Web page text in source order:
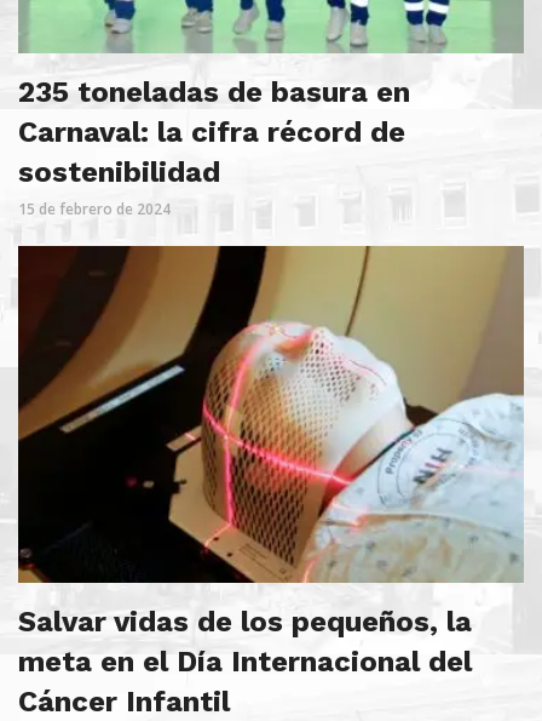
235 toneladas de basura en
Carnaval: la cifra récord de
sostenibilidad
15 de febrero de 2024
Salvar vidas de los pequeños, la
meta en el Día Internacional del
Cáncer Infantil